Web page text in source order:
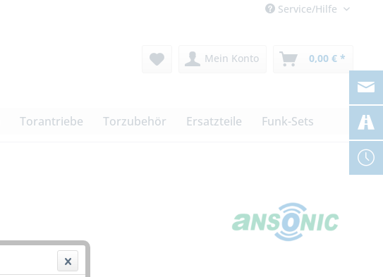
Service/Hilfe
Mein Konto 0,00 € *
Torantriebe Torzubehör Ersatzteile Funk-Sets